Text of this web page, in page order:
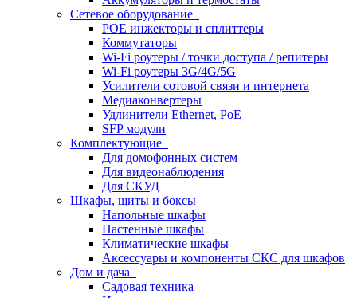
Сетевое оборудование
POE инжекторы и сплиттеры
Коммутаторы
Wi-Fi роутеры / точки доступа / репитеры
Wi-Fi роутеры 3G/4G/5G
Усилители сотовой связи и интернета
Медиаконвертеры
Удлинители Ethernet, PoE
SFP модули
Комплектующие
Для домофонных систем
Для видеонаблюдения
Для СКУД
Шкафы, щиты и боксы
Напольные шкафы
Настенные шкафы
Климатические шкафы
Аксессуары и компоненты СКС для шкафов
Дом и дача
Садовая техника